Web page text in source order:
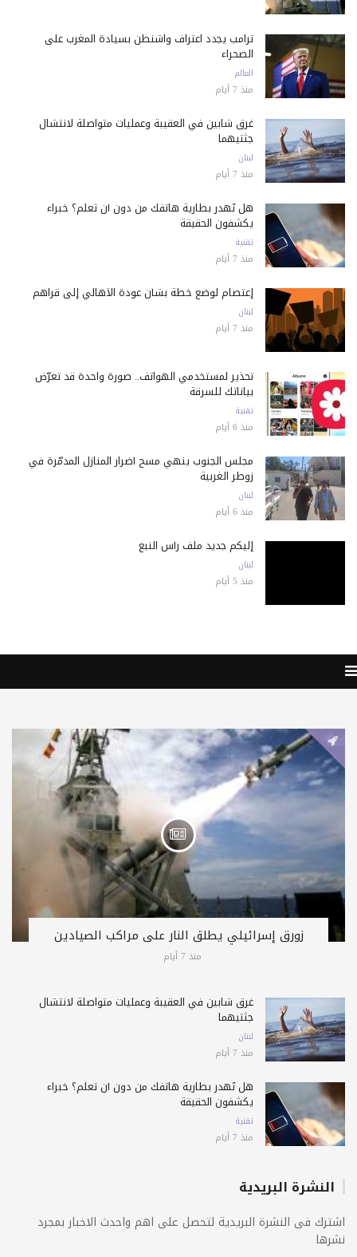
ترامب يجدد اعتراف واشنطن بسيادة المغرب على
الصحراء
العالم
منذ 7 أيام
غرق شابين في العقيبة وعمليات متواصلة لانتشال
جثتيهما
لبنان
منذ 7 أيام
هل تُهدر بطارية هاتفك من دون أن تعلم؟ خبراء
يكشفون الحقيقة
تقنية
منذ 7 أيام
إعتصام لوضع خطة بشأن عودة الأهالي إلى قراهم
لبنان
منذ 7 أيام
تحذير لمستخدمي الهواتف.. صورة واحدة قد تعرّض
بياناتك للسرقة
تقنية
منذ 6 أيام
مجلس الجنوب ينهي مسح أضرار المنازل المدمّرة في
زوطر الغربية
لبنان
منذ 6 أيام
إليكم جديد ملف رأس النبع
لبنان
منذ 5 أيام
زورق إسرائيلي يطلق النار على مراكب الصيادين
منذ 7 أيام
غرق شابين في العقيبة وعمليات متواصلة لانتشال
جثتيهما
لبنان
منذ 7 أيام
هل تُهدر بطارية هاتفك من دون أن تعلم؟ خبراء
يكشفون الحقيقة
تقنية
منذ 7 أيام
النشرة البريدية
اشترك فى النشرة البريدية لتحصل على اهم واحدث الاخبار بمجرد
نشرها